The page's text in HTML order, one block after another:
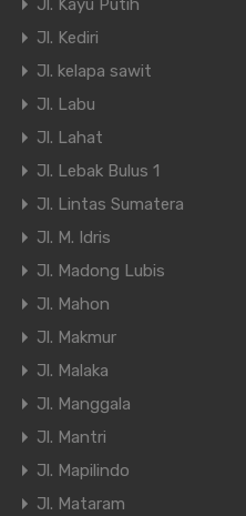
Jl. Kayu Putih
Jl. Kediri
Jl. kelapa sawit
Jl. Labu
Jl. Lahat
Jl. Lebak Bulus 1
Jl. Lintas Sumatera
Jl. M. Idris
Jl. Madong Lubis
Jl. Mahon
Jl. Makmur
Jl. Malaka
Jl. Manggala
Jl. Mantri
Jl. Mapilindo
Jl. Mataram